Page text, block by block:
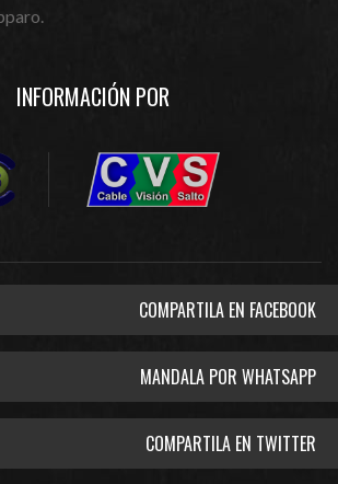
INFORMACIÓN POR
COMPARTILA EN FACEBOOK
MANDALA POR WHATSAPP
COMPARTILA EN TWITTER